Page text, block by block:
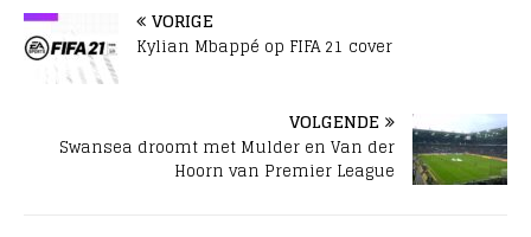
VORIGE
Kylian Mbappé op FIFA 21 cover
VOLGENDE
Swansea droomt met Mulder en Van der
Hoorn van Premier League